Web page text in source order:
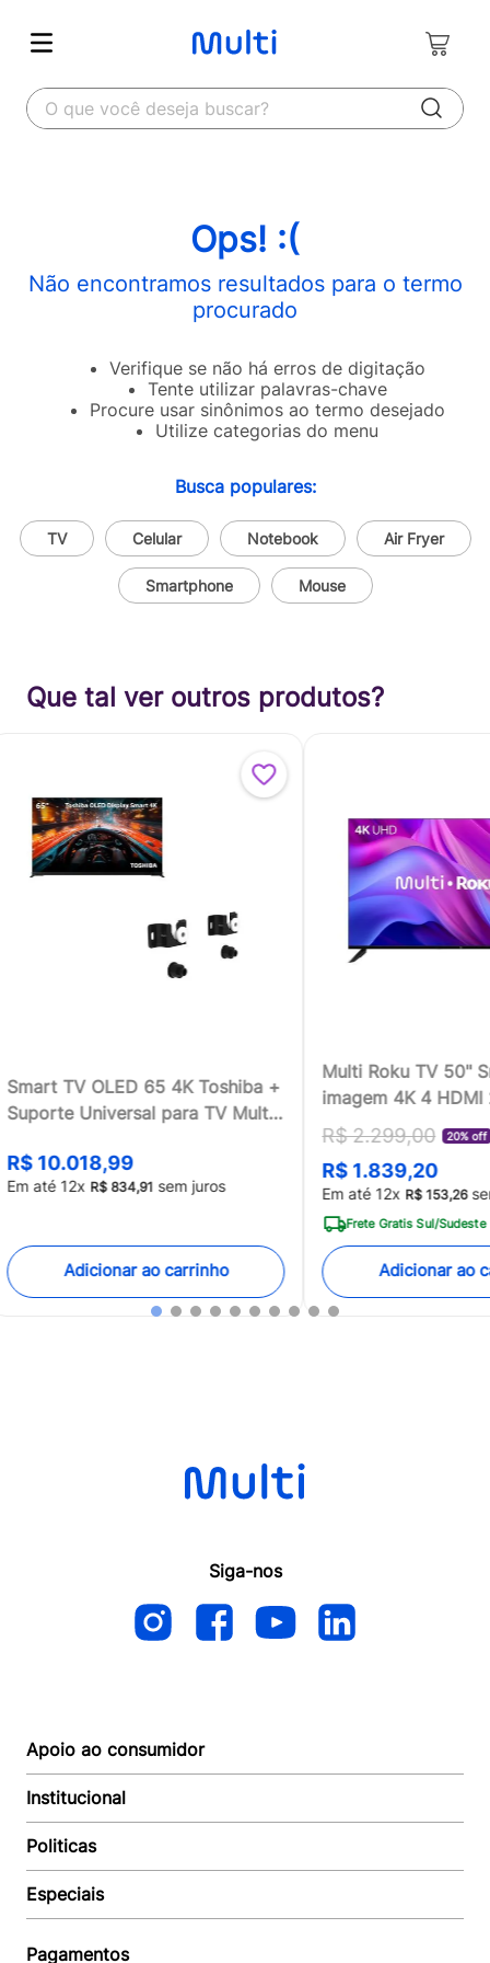
O que você deseja buscar?
Ops! :(
Não encontramos resultados para o termo
procurado
Verifique se não há erros de digitação
Tente utilizar palavras-chave
Procure usar sinônimos ao termo desejado
Utilize categorias do menu
Busca populares:
TV Celular Notebook Air Fryer
Smartphone Mouse
Que tal ver outros produtos?
Smart TV OLED 65 4K Toshiba +
Suporte Universal para TV Multi
R$ 10.018,99
Em até 12x R$ 834,91 sem juros
Adicionar ao carrinho
Multi Roku TV 50"
imagem 4K 4 HDMI
compatível com
Home -
[Reembalado]
R$ 2.299,00 20% off
R$ 1.839,20
Em até 12x R$ 153,26
Frete Gratis Sul/Sudeste
Adicionar ao
Siga-nos
Apoio ao consumidor
Autoatendimento
Suporte e reparo
Acompanhar Entrega
Baixe o APP
Institucional
Quem somos
Revendedor
Seja um Revendedor
Trabalhe conosco
Politicas
Política de Entrega
Política de Pagamento
Política de Privacidade
Especiais
Pagamentos